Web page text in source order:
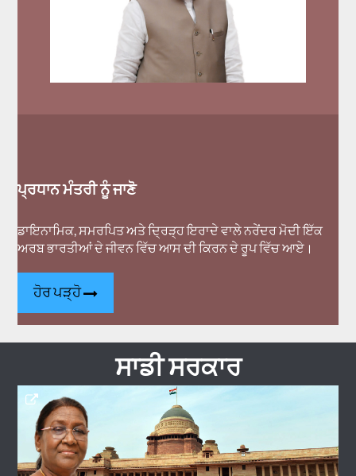
ਪ੍ਰਧਾਨ ਮੰਤਰੀ ਨੂੰ ਜਾਣੋ
ਡਾਇਨਾਮਿਕ, ਸਮਰਪਿਤ ਅਤੇ ਦ੍ਰਿੜ੍ਹ ਇਰਾਦੇ ਵਾਲੇ ਨਰੇਂਦਰ ਮੋਦੀ ਇੱਕ
ਅਰਬ ਭਾਰਤੀਆਂ ਦੇ ਜੀਵਨ ਵਿੱਚ ਆਸ ਦੀ ਕਿਰਨ ਦੇ ਰੂਪ ਵਿੱਚ ਆਏ।
ਹੋਰ ਪੜ੍ਹੋ
ਸਾਡੀ ਸਰਕਾਰ